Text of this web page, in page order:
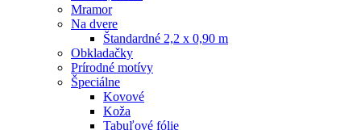
Mramor
Na dvere
Štandardné 2,2 x 0,90 m
Obkladačky
Prírodné motívy
Špeciálne
Kovové
Koža
Tabuľové fólie